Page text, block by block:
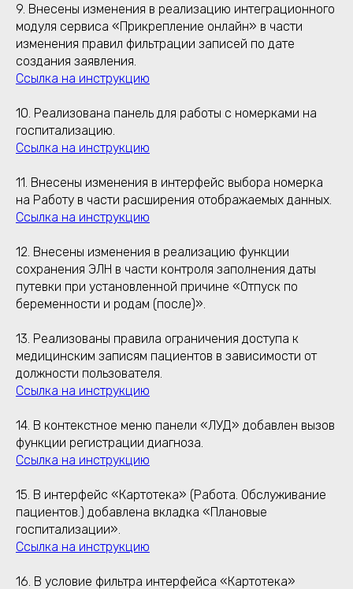
9. Внесены изменения в реализацию интеграционного
модуля сервиса «Прикрепление онлайн» в части
изменения правил фильтрации записей по дате
создания заявления.
Ссылка на инструкцию
10. Реализована панель для работы с номерками на
госпитализацию.
Ссылка на инструкцию
11. Внесены изменения в интерфейс выбора номерка
на Работу в части расширения отображаемых данных.
Ссылка на инструкцию
12. Внесены изменения в реализацию функции
сохранения ЭЛН в части контроля заполнения даты
путевки при установленной причине «Отпуск по
беременности и родам (после)».
13. Реализованы правила ограничения доступа к
медицинским записям пациентов в зависимости от
должности пользователя.
Ссылка на инструкцию
14. В контекстное меню панели «ЛУД» добавлен вызов
функции регистрации диагноза.
Ссылка на инструкцию
15. В интерфейс «Картотека» (Работа. Обслуживание
пациентов.) добавлена вкладка «Плановые
госпитализации».
Ссылка на инструкцию
16. В условие фильтра интерфейса «Картотека»